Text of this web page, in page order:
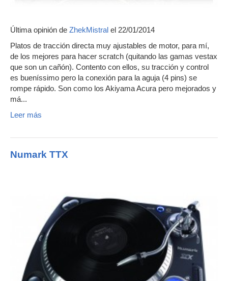
Última opinión de ZhekMistral el 22/01/2014
Platos de tracción directa muy ajustables de motor, para mí,
de los mejores para hacer scratch (quitando las gamas vestax
que son un cañón). Contento con ellos, su tracción y control
es bueníssimo pero la conexión para la aguja (4 pins) se
rompe rápido. Son como los Akiyama Acura pero mejorados y
má...
Leer más
Numark TTX